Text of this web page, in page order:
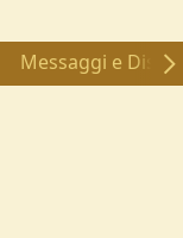
Messaggi e